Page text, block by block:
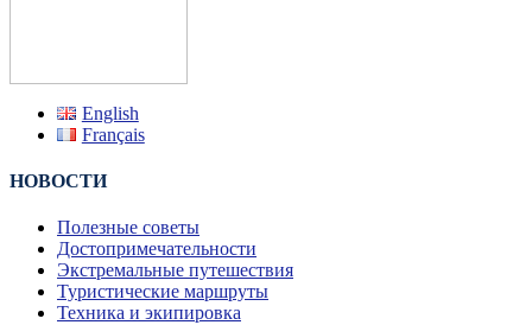
English
Français
НОВОСТИ
Полезные советы
Достопримечательности
Экстремальные путешествия
Туристические маршруты
Техника и экипировка